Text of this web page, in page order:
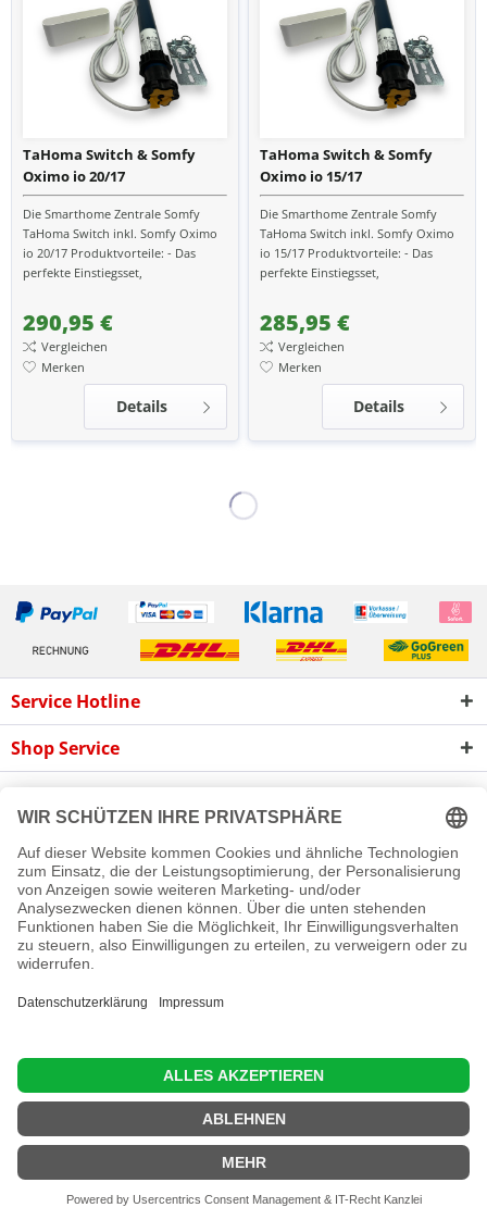
TaHoma Switch & Somfy
Oximo io 20/17
Die Smarthome Zentrale Somfy
TaHoma Switch inkl. Somfy Oximo
io 20/17 Produktvorteile: - Das
perfekte Einstiegsset,
Verwandle dein zu Hause smart -...
290,95 €
Vergleichen
Merken
Details
TaHoma Switch & Somfy
Oximo io 15/17
Die Smarthome Zentrale Somfy
TaHoma Switch inkl. Somfy Oximo
io 15/17 Produktvorteile: - Das
perfekte Einstiegsset,
Verwandle dein zu Hause smart -...
285,95 €
Vergleichen
Merken
Details
Service Hotline
Shop Service
Newsletter
Cookie-Einstellungen Newsletter Reklamation
Kontakt
Versand und Zahlungsbedingungen
Rückgabe
Diese Website benutzt Cookies, die für den technischen Betrieb
erhöhen, der Direktwerbung dienen oder die Interaktion mit
anderen Websites und sozialen Netzwerken vereinfachen
sollen, werden nur mit Ihrer Zustimmung gesetzt.
Mehr Informationen